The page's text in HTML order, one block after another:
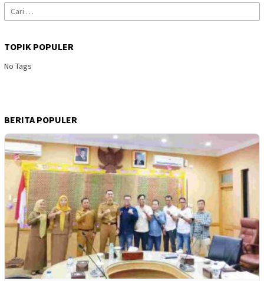
Cari
untuk:
TOPIK POPULER
No Tags
BERITA POPULER